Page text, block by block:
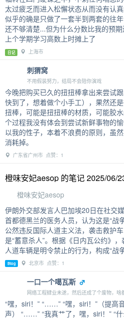
太过疲乏而进入松懈状态从而没有认
似乎的确是只做了一套半到两套的往
还不够清楚...但为什么分数比我的预
上个学期学习高数上时摊上了
日记 上海市
刺猬窝
不用假装努力，结局不会陪你演戏
今晚把购买已久的扭扭棒拿出来尝试
快到了，想着做个小手工），果然还
扭棒，可能是扭扭棒的材质，可能胶
个过程我没有体会到尝试新鲜事物的
以我的性子，本着不浪费的原则，虽
消耗掉。
广东省广州市 点赞：1
橙味安妃aesop 的笔记 2025/06/
橙味安妃aesop
伊朗外交部发言人巴加埃20日在社交
首都德黑兰的医务人员，认为这是“战
公然违反国际人道主义法，袭击救护
是“蓄意杀人”。根据《日内瓦公约》
人道车辆是明令禁止的行为，构成“战争
Blog 北京市 点赞：1
一口一个噶瓦斯
网络工程肄业未遂，然后还成了个废物，啥
“嘿，siri！” “……” “嘿，siri！”（提高
声） “……” “我真艹了，嘿，siri！” “